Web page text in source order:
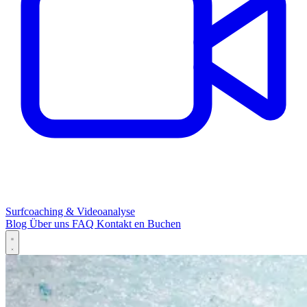
Surfcoaching & Videoanalyse
Blog Über uns FAQ Kontakten Buchen